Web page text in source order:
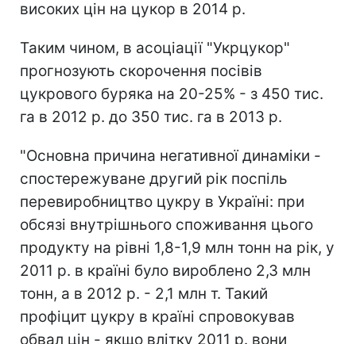
високих цін на цукор в 2014 р.
Таким чином, в асоціації "Укрцукор"
прогнозують скорочення посівів
цукрового буряка на 20-25% - з 450 тис.
га в 2012 р. до 350 тис. га в 2013 р.
"Основна причина негативної динаміки -
спостережуване другий рік поспіль
перевиробництво цукру в Україні: при
обсязі внутрішнього споживання цього
продукту на рівні 1,8-1,9 млн тонн на рік, у
2011 р. в країні було вироблено 2,3 млн
тонн, а в 2012 р. - 2,1 млн т. Такий
профіцит цукру в країні спровокував
обвал цін - якщо влітку 2011 р. вони